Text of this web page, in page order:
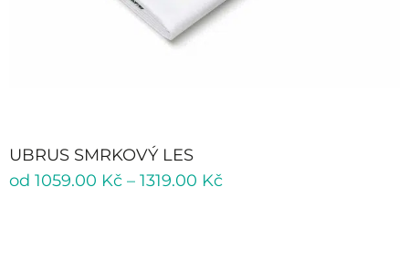
UBRUS SMRKOVÝ LES
od 1059.00 Kč – 1319.00 Kč